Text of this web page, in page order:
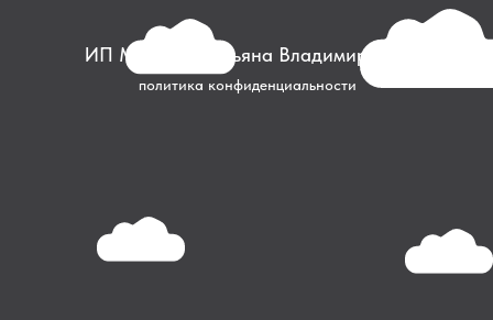
политика конфиденциальности
ИП Макеева Татьяна Владимировна